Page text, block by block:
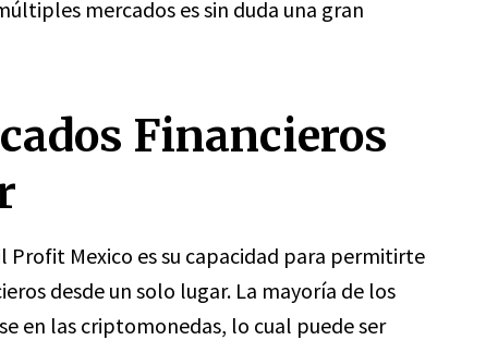
mercados es sin duda una gran
Financieros
Profit Mexico es su capacidad para permitirte
desde un solo lugar. La mayoría de los
en las criptomonedas, lo cual puede ser